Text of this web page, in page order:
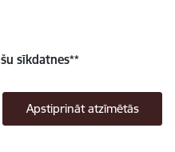
sīkdatnes**
Apstiprināt atzīmētās